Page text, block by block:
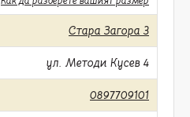
Стара Загора 3
ул. Методи Кусев 4
0897709101